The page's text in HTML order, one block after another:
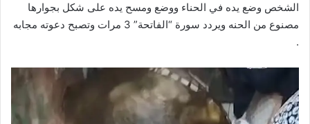
الشخص وضع يده في الحناء ووضع ومسح يده على شكل بجوارها
مصنوع من الحنه ويردد سورة “الفاتحة” 3 مرات وتصبح دعوته مجابه
.